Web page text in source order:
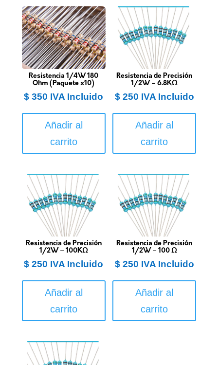
Resistencia 1/4W 180
Ohm (Paquete x10)
$ 350 IVA Incluido
Añadir al
carrito
Resistencia de Precisión
1/2W – 6.8KΩ
$250 IVA Incluido
Añadir al
carrito
Resistencia de Precisión
1/2W – 100KΩ
$ 250 IVA Incluido
Añadir al
carrito
Resistencia de Precisión
1/2W – 100 Ω
$250 IVA Incluido
Añadir al
carrito